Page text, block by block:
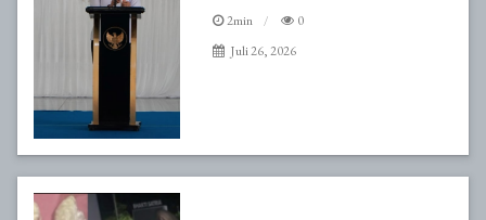
2min
0
Juli 26, 2026